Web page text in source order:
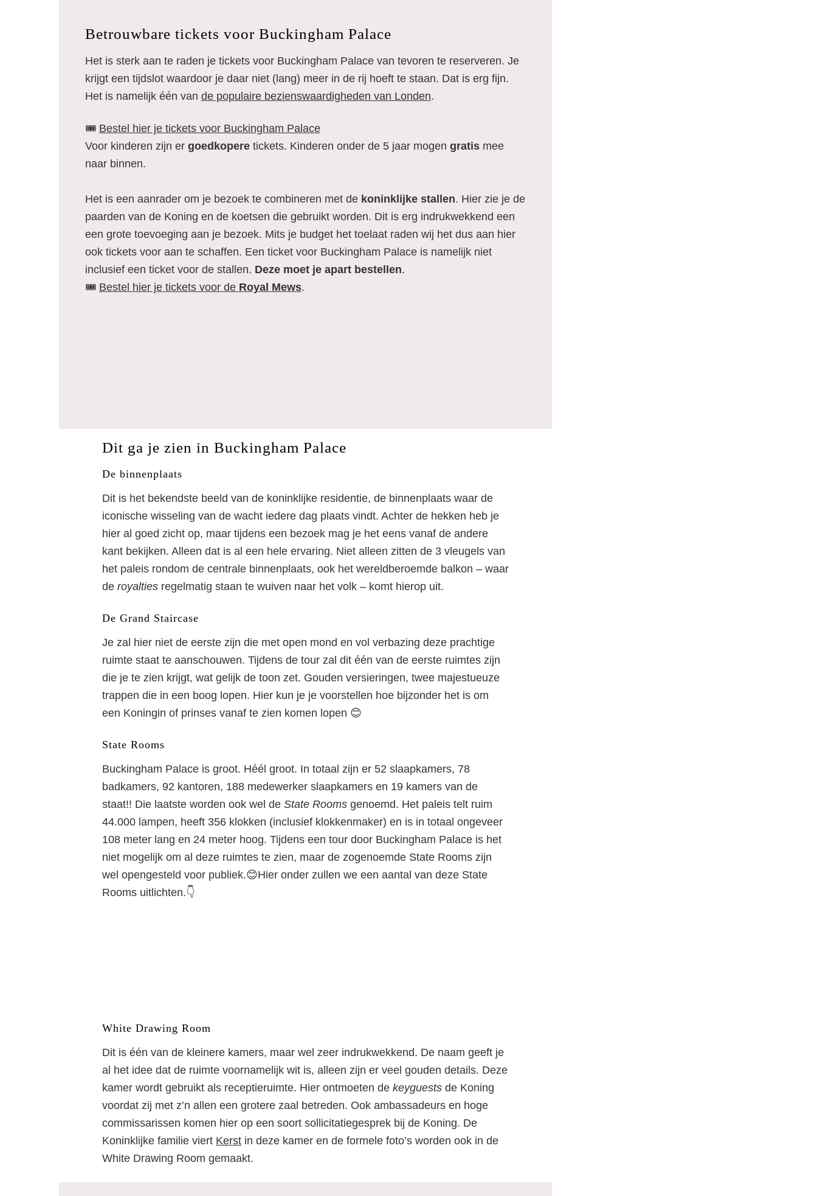
Betrouwbare tickets voor Buckingham Palace
Het is sterk aan te raden je tickets voor Buckingham Palace van tevoren te reserveren. Je
krijgt een tijdslot waardoor je daar niet (lang) meer in de rij hoeft te staan. Dat is erg fijn.
Het is namelijk één van de populaire bezienswaardigheden van Londen.
🎟️ Bestel hier je tickets voor Buckingham Palace
Voor kinderen zijn er goedkoperetickets. Kinderen onder de 5 jaar mogen gratismee
naar binnen.
Het is een aanrader om je bezoek te combineren met de koninklijke stallen. Hier zie je de
paarden van de Koning en de koetsen die gebruikt worden. Dit is erg indrukwekkend een
een grote toevoeging aan je bezoek. Mits je budget het toelaat raden wij het dus aan hier
ook tickets voor aan te schaffen. Een ticket voor Buckingham Palace is namelijk niet
inclusief een ticket voor de stallen. Deze moet je apart bestellen.
🎟️ Bestel hier je tickets voor de Royal Mews.
Dit ga je zien in Buckingham Palace
De binnenplaats
Dit is het bekendste beeld van de koninklijke residentie, de binnenplaats waar de
iconische wisseling van de wacht iedere dag plaats vindt. Achter de hekken heb je
hier al goed zicht op, maar tijdens een bezoek mag je het eens vanaf de andere
kant bekijken. Alleen dat is al een hele ervaring. Niet alleen zitten de 3 vleugels van
het paleis rondom de centrale binnenplaats, ook het wereldberoemde balkon – waar
de royalties regelmatig staan te wuiven naar het volk – komt hierop uit.
De Grand Staircase
Je zal hier niet de eerste zijn die met open mond en vol verbazing deze prachtige
ruimte staat te aanschouwen. Tijdens de tour zal dit één van de eerste ruimtes zijn
die je te zien krijgt, wat gelijk de toon zet. Gouden versieringen, twee majestueuze
trappen die in een boog lopen. Hier kun je je voorstellen hoe bijzonder het is om
een Koningin of prinses vanaf te zien komen lopen 😊
State Rooms
Buckingham Palace is groot. Héél groot. In totaal zijn er 52 slaapkamers, 78
badkamers, 92 kantoren, 188 medewerker slaapkamers en 19 kamers van de
staat!! Die laatste worden ook wel de State Rooms genoemd. Het paleis telt ruim
44.000 lampen, heeft 356 klokken (inclusief klokkenmaker) en is in totaal ongeveer
108 meter lang en 24 meter hoog. Tijdens een tour door Buckingham Palace is het
niet mogelijk om al deze ruimtes te zien, maar de zogenoemde State Rooms zijn
wel opengesteld voor publiek.😊Hier onder zullen we een aantal van deze State
Rooms uitlichten.👇
White Drawing Room
Dit is één van de kleinere kamers, maar wel zeer indrukwekkend. De naam geeft je
al het idee dat de ruimte voornamelijk wit is, alleen zijn er veel gouden details. Deze
kamer wordt gebruikt als receptieruimte. Hier ontmoeten de keyguests de Koning
voordat zij met z’n allen een grotere zaal betreden. Ook ambassadeurs en hoge
commissarissen komen hier op een soort sollicitatiegesprek bij de Koning. De
Koninklijke familie viert Kerst in deze kamer en de formele foto’s worden ook in de
White Drawing Room gemaakt.